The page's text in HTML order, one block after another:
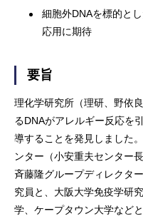
細胞外DNAを標的と
応用に期待
要旨
理化学研究所（理研、野依
るDNAがアレルギー反応を
導することを発見しました
ンター（小安重夫センター
斉藤隆グループディレクタ
究員と、大阪大学免疫学研
学、ケープタウン大学など